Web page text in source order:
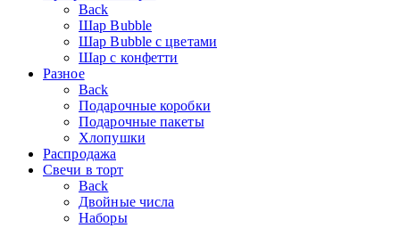
Back
Шар Bubble
Шар Bubble с цветами
Шар с конфетти
Разное
Back
Подарочные коробки
Подарочные пакеты
Хлопушки
Распродажа
Свечи в торт
Back
Двойные числа
Наборы